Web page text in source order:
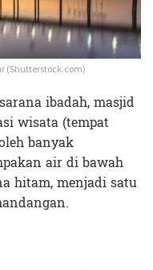
(Shutterstock.com)
ibadah, masjid
wisata (tempat
banyak
air di bawah
hitam, menjadi satu